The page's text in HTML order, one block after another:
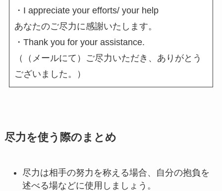
・I appreciate your efforts/ your help
あなたのご尽力に感謝いたします。
・Thank you for your assistance.
（（メールにて）ご尽力いただき、ありがとう
ございました。）
尽力を使う際のまとめ
尽力は相手の努力を称える場合、自分の抱負を
述べる場などに使用しましょう。